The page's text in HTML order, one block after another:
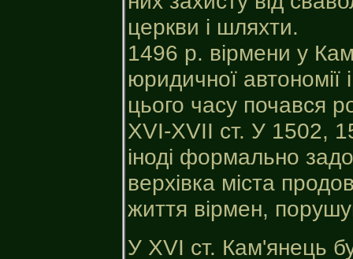
церкви і шляхти.
1496 р. вірмени у
юридичної автономії
цього часу почався
ХVІ-ХVІІ ст. У 1502,
іноді формально
верхівка міста
життя вірмен,
У XVI ст. Кам'янець